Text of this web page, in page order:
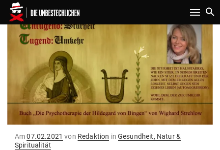
Toggle
AmGepostet
am
07.02.2021 von Redaktion in Gesundheit, Natur &
Spiritualität